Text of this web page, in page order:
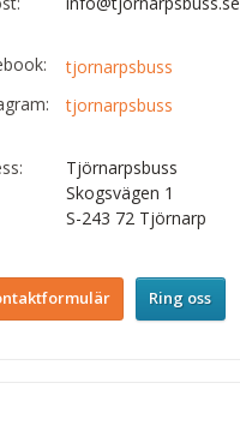
tjornarpsbuss
tjornarpsbuss
Tjörnarpsbuss
Skogsvägen 1
S-243 72 Tjörnarp
Ring oss